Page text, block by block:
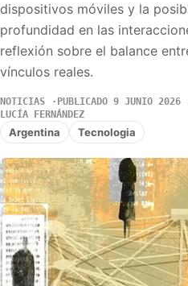
dispositivos móviles y la
profundidad en las
reflexión sobre el balance
vínculos reales.
NOTICIAS PUBLICADO 9 JUNIO 2026
LUCÍA FERNÁNDEZ
Argentina Tecnologia